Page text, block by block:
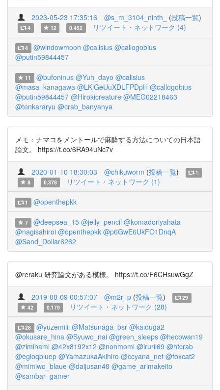
2023-05-23 17:35:16 @s_m_3104_ninth_ (投稿一覧)
4 12 0.452 リツイート・ネットワーク (4)
4 @windowmoon @calisius @callogobius
@putin59844457
11 @bufoninus @Yuh_dayo @calisius
@masa_kanagawa @LKlGeUuXDLFPDpH @callogobius
@putin59844457 @Hirokicreature @MEG02218463
@tenkararyu @crab_banyanya
メモ：ナマコをメントールで麻酔する方法についての日本語
論文。 https://t.co/6RA94uNc7v
2020-01-10 18:30:03 @chikuworm (投稿一覧)
1
8
0.378 リツイート・ネットワーク (1)
1 @openthepkk
7 @deepsea_15 @jelly_pencil @komadoriyahata
@nagisahiroi @openthepkk @p6GwE6UkFO1DnqA
@Sand_Dollar6262
@reraku 研究論文がある模様。 https://t.co/F6CHsuwGgZ
2019-08-09 00:57:07 @m2r_p (投稿一覧)
29
42
0.179 リツイート・ネットワーク (28)
28 @yuzemiiii @Matsunaga_bsr @kaiouga2
@okusare_hina @Syuwo_nai @green_sleeps @hecowan19
@ziminami @42x8192x12 @nonmomi @iruril69 @hfcrab
@egioqbluep @YamazukaAkihiro @ccyana_net @foxcat2
@mimiwo_blaue @daijusan48 @game_arimakeito
@sambar_gamer